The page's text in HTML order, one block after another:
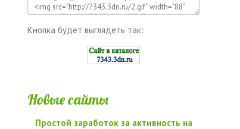
Кнопка будет выглядеть так:
Новые сайты
Простой заработок за активность на